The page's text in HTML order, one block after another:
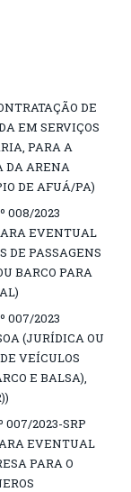
DE
EM SERVIÇOS
PARA A
DA ARENA
DE AFUÁ/PA)
008/2023
EVENTUAL
DE PASSAGENS
BARCO PARA
007/2023
(JURÍDICA OU
VEÍCULOS
E BALSA),
007/2023-SRP
EVENTUAL
PARA O